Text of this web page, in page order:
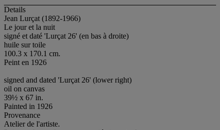
Details
Jean Lurçat (1892-1966)
Le jour et la nuit
signé et daté 'Lurçat 26' (en bas à droite)
huile sur toile
100.3 x 170.1 cm.
Peint en 1926
signed and dated 'Lurçat 26' (lower right)
oil on canvas
39½ x 67 in.
Painted in 1926
Provenance
Atelier de l'artiste.